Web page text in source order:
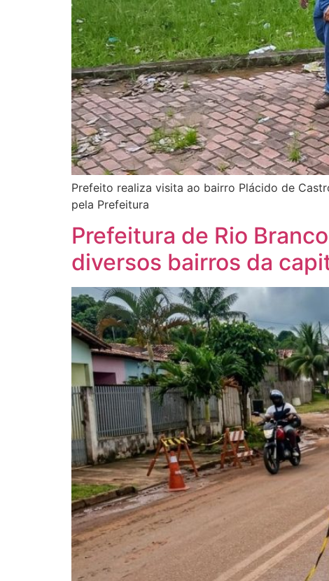
Prefeito realiza visita ao bairro Plácido de
pela Prefeitura
Prefeitura de Rio
diversos bairros da